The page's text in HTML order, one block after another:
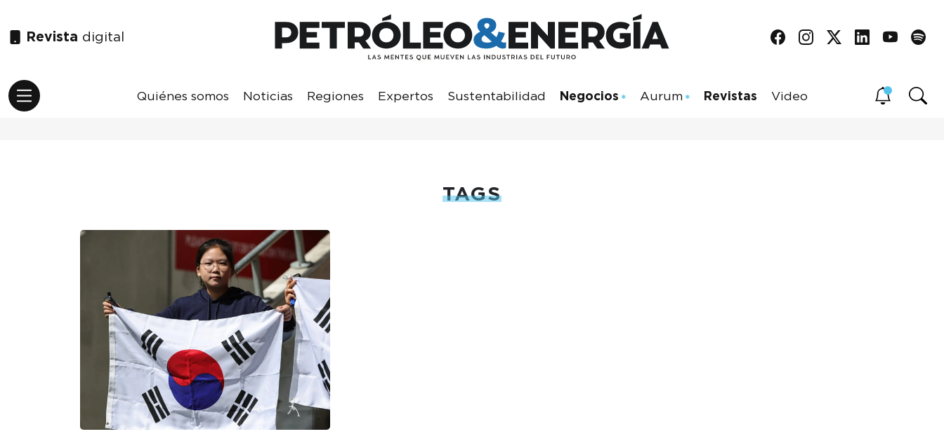
Revista digital
Quiénes somos Noticias Regiones Expertos Sustentabilidad Negocios Aurum Revistas Video
TAGS